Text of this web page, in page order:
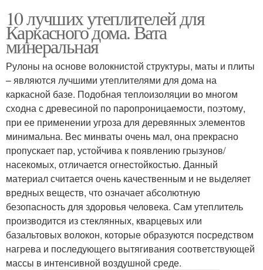
10 лучших утеплителей для
Каркасного дома. Вата
минеральная
Рулоны на основе волокнистой структуры, маты и плиты
– являются лучшими утеплителями для дома на
каркасной базе. Подобная теплоизоляции во многом
сходна с древесиной по паропроницаемости, поэтому,
при ее применении угроза для деревянных элементов
минимальна. Вес минваты очень мал, она прекрасно
пропускает пар, устойчива к появлению грызунов/
насекомых, отличается огнестойкостью. Данный
материал считается очень качественным и не выделяет
вредных веществ, что означает абсолютную
безопасность для здоровья человека. Сам утеплитель
производится из стеклянных, кварцевых или
базальтовых волокон, которые образуются посредством
нагрева и последующего вытягивания соответствующей
массы в интенсивной воздушной среде.